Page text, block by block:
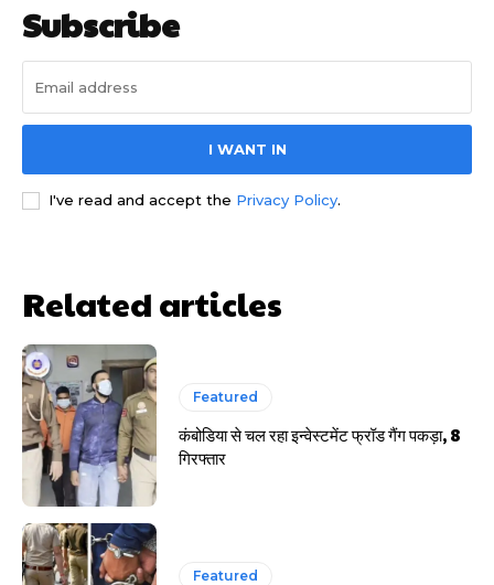
साइबर धोखाधड़ी बैंकिंग में
HIGHLIGHT
हर खाते के बदले मिलते थे 20 से 25 हजार
Subscribe
I WANT IN
I've read and accept the Privacy Policy.
Related articles
Featured
कंबोडिया से चल रहा इन्वेस्टमेंट फ्रॉड गैंग पकड़ा, 8
गिरफ्तार
Featured